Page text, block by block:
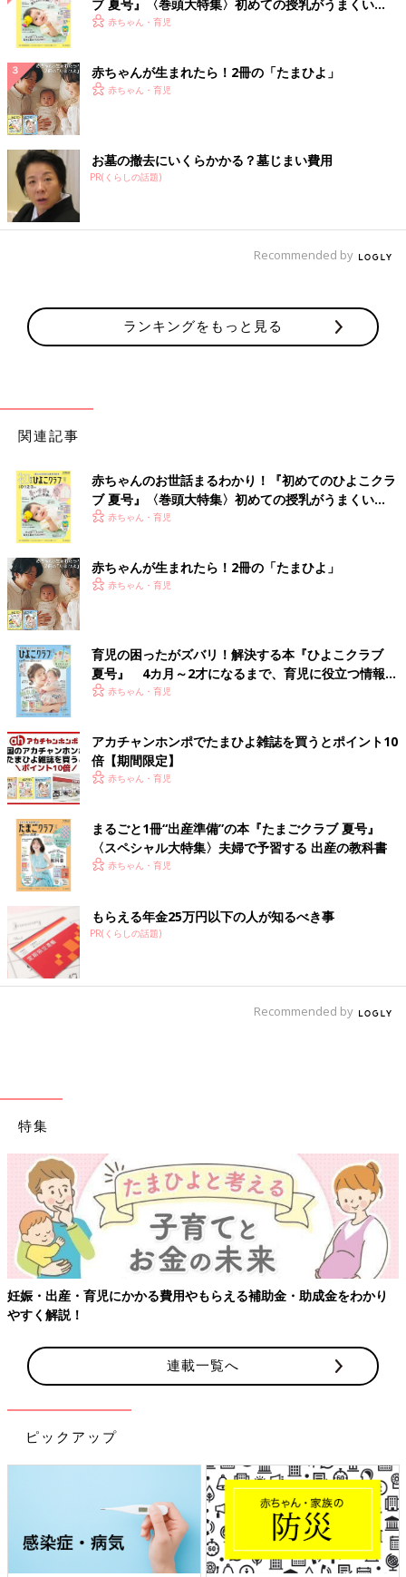
ブ 夏号』〈巻頭大特集〉初めての授乳がうまくい
く！ おっぱい・ミルクの基本と夏のトラブル 解決テ
赤ちゃん・育児
赤ちゃんが生まれたら！2冊の「たまひよ」
赤ちゃん・育児
お墓の撤去にいくらかかる？墓じまい費用
PR(くらしの話題)
Recommended by
ランキングをもっと見る
関連記事
赤ちゃんのお世話まるわかり！『初めてのひよこクラ
ブ 夏号』〈巻頭大特集〉初めての授乳がうまくい
く！ おっぱい・ミルクの基本と夏のトラブル 解決テ
赤ちゃん・育児
赤ちゃんが生まれたら！2冊の「たまひよ」
赤ちゃん・育児
育児の困ったがズバリ！解決する本『ひよこクラブ
夏号』 4カ月～2才になるまで、育児に役立つ情報が
いっぱい！
赤ちゃん・育児
アカチャンホンポでたまひよ雑誌を買うとポイント10
倍【期間限定】
赤ちゃん・育児
まるごと1冊“出産準備”の本『たまごクラブ 夏号』
〈スペシャル大特集〉夫婦で予習する 出産の教科書
赤ちゃん・育児
もらえる年金25万円以下の人が知るべき事
PR(くらしの話題)
Recommended by
特集
妊娠・出産・育児にかかる費用やもらえる補助金・助成金をわかり
やすく解説！
連載一覧へ
ピックアップ